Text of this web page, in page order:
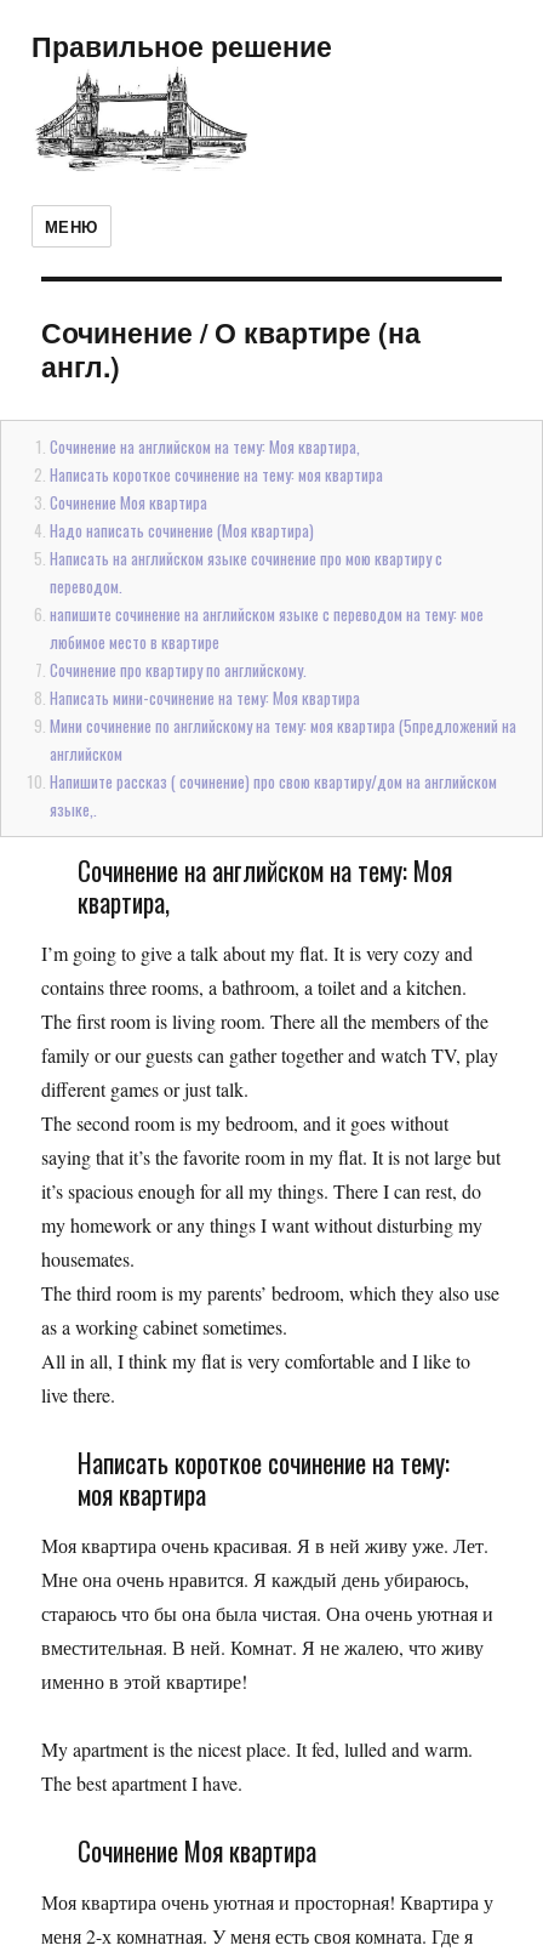
Правильное решение
МЕНЮ
Сочинение/О квартире (на
англ.)
Сочинение на английском на тему: Моя квартира,
Написать короткое сочинение на тему: моя квартира
Сочинение Моя квартира
Надо написать сочинение (Моя квартира)
Написать на английском языке сочинение про мою квартиру с
переводом.
напишите сочинение на английском языке с переводом на тему: мое
любимое место в квартире
Сочинение про квартиру по английскому.
Написать мини-сочинение на тему: Моя квартира
Мини сочинение по английскому на тему: моя квартира (5предложений на
английском
Напишите рассказ ( сочинение) про свою квартиру/дом на английском
языке,.
Сочинение на английском на тему: Моя
квартира,
I’m going to give a talk about my flat. It is very cozy and
contains three rooms, a bathroom, a toilet and a kitchen.
The first room is living room. There all the members of the
family or our guests can gather together and watch TV, play
different games or just talk.
The second room is my bedroom, and it goes without
saying that it’s the favorite room in my flat. It is not large but
it’s spacious enough for all my things. There I can rest, do
my homework or any things I want without disturbing my
housemates.
The third room is my parents’ bedroom, which they also use
as a working cabinet sometimes.
All in all, I think my flat is very comfortable and I like to
live there.
Написать короткое сочинение на тему:
моя квартира
Моя квартира очень красивая. Я в ней живу уже. Лет.
Мне она очень нравится. Я каждый день убираюсь,
стараюсь что бы она была чистая. Она очень уютная и
вместительная. В ней. Комнат. Я не жалею, что живу
именно в этой квартире!
My apartment is the nicest place. It fed, lulled and warm.
The best apartment I have.
Сочинение Моя квартира
Моя квартира очень уютная и просторная! Квартира у
меня 2-х комнатная. У меня есть своя комната. Где я